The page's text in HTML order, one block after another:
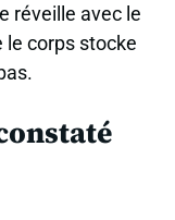
réveille avec le
le corps stocke